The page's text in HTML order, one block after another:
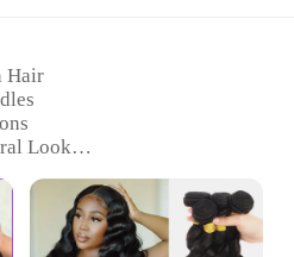
Hair
Look
Durable and Tangle-Free